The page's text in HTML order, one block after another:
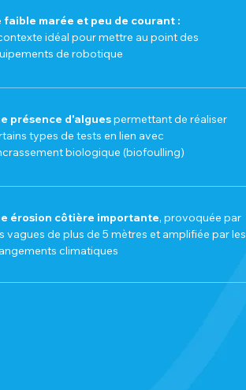
faible marée et peu de courant :
idéal pour mettre au point des
de robotique
présence d'alguespermettant de réaliser
types de tests en lien avec
biologique (biofoulling)
érosion côtière importante, provoquée par
vagues de plus de 5 mètres et amplifiée par les
climatiques